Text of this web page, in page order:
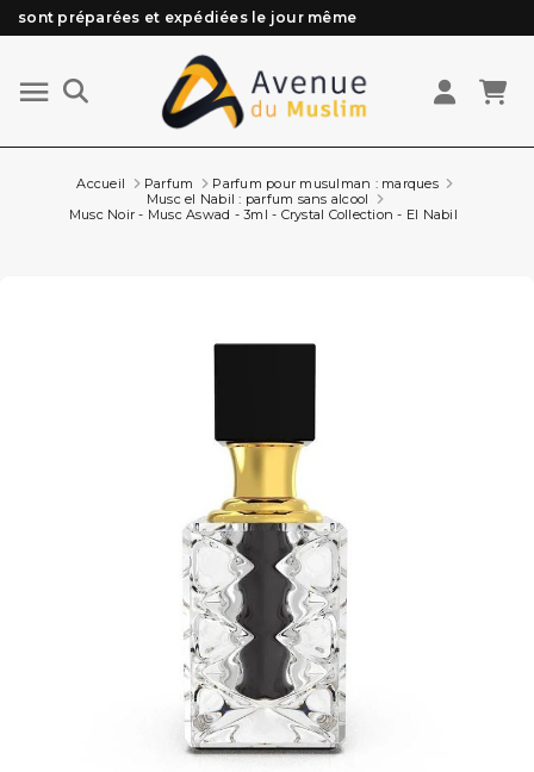
Besoin d'aide ? Retrouvez notre FAQ
Livraison offerte à partir de 89€ d'achat*
Les Commandes passées avant 15h (lun au Vend)
Accueil Parfum
Parfum pour musulman : marques
Musc el Nabil : parfum sans alcool
Musc Noir - Musc Aswad - 3ml - Crystal Collection - El Nabil